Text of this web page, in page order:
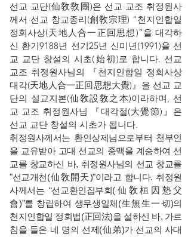
선교 교단(仙敎敎團)은 선교 교조 취정원사
께서 선교 창교종리(創敎宗理) “천지인합일
정회사상(天地人合一正回思想)”을 대각하
신 환기9188년 선기25년 신미년(1991)을 선
교 교단 창설의 시초(始初)로 합니다. 선교
교조 취정원사님의 『천지인합일 정회사상
대각(天地人合一正回思想大覺)』을 선교 교
단의 설교지본(仙敎設敎之本)이라하며, 선
교 교조 취정원사님 『대각절(大覺節)』은
선교 교단 창설의 시초가 됩니다.
취정원사께서는 환인상제님으로부터 천부인
을 교유받아 고대 선교의 종맥을 계승하여 선
교를 창교하신 바, 취정원사님의 선교 창교를
"선교개천(仙敎開天)"이라고 합니다. 취정원
사께서는 “선교환인집부회(仙敎桓因慹父
會)”를 창립하여 생무생일체(生無生一切)의
천지인합일 정회법(正回法)을 설하신 바, 가르
침을 들은 네 명의 선제(仙弟)가 선교의 사대